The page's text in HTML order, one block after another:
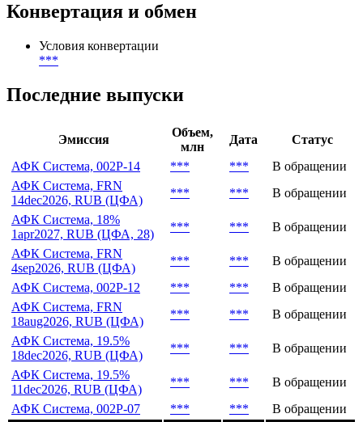
Конвертация и обмен
Условия конвертации
***
Последние выпуски
Эмиссия
Объем,
млн
Дата
Статус
АФК Система, 002P-14
*** ***
В обращении
АФК Система, FRN
14dec2026, RUB (ЦФА)
*** ***
В обращении
АФК Система, 18%
1apr2027, RUB (ЦФА, 28)
*** ***
В обращении
АФК Система, FRN
4sep2026, RUB (ЦФА)
*** ***
В обращении
АФК Система, 002P-12
*** ***
В обращении
АФК Система, FRN
18aug2026, RUB (ЦФА)
*** ***
В обращении
АФК Система, 19.5%
18dec2026, RUB (ЦФА)
*** ***
В обращении
АФК Система, 19.5%
11dec2026, RUB (ЦФА)
*** ***
В обращении
АФК Система, 002P-07
*** ***
В обращении